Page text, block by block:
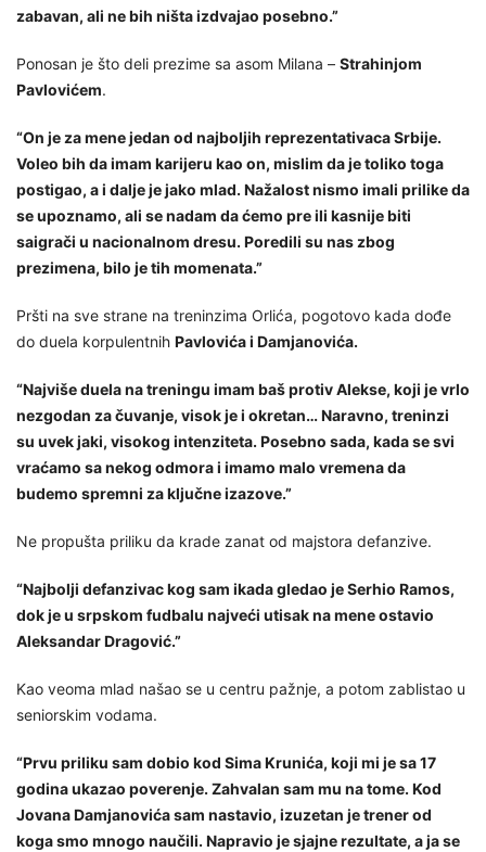
zabavan, ali ne bih ništa izdvajao posebno.”
Ponosan je što deli prezime sa asom Milana – Strahinjom
Pavlovićem.
“On je za mene jedan od najboljih reprezentativaca Srbije.
Voleo bih da imam karijeru kao on, mislim da je toliko toga
postigao, a i dalje je jako mlad. Nažalost nismo imali prilike da
se upoznamo, ali se nadam da ćemo pre ili kasnije biti
saigrači u nacionalnom dresu. Poredili su nas zbog
prezimena, bilo je tih momenata.”
Pršti na sve strane na treninzima Orlića, pogotovo kada dođe
do duela korpulentnih Pavlovića i Damjanovića.
“Najviše duela na treningu imam baš protiv Alekse, koji je vrlo
nezgodan za čuvanje, visok je i okretan… Naravno, treninzi
su uvek jaki, visokog intenziteta. Posebno sada, kada se svi
vraćamo sa nekog odmora i imamo malo vremena da
budemo spremni za ključne izazove.”
Ne propušta priliku da krade zanat od majstora defanzive.
“Najbolji defanzivac kog sam ikada gledao je Serhio Ramos,
dok je u srpskom fudbalu najveći utisak na mene ostavio
Aleksandar Dragović.”
Kao veoma mlad našao se u centru pažnje, a potom zablistao u
seniorskim vodama.
“Prvu priliku sam dobio kod Sima Krunića, koji mi je sa 17
godina ukazao poverenje. Zahvalan sam mu na tome. Kod
Jovana Damjanovića sam nastavio, izuzetan je trener od
koga smo mnogo naučili. Napravio je sjajne rezultate, a ja se